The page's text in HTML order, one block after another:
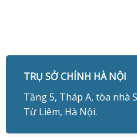
TRỤ SỞ CHÍNH HÀ NỘI
Tầng 5, Tháp A, tòa nhà
Từ Liêm, Hà Nội.